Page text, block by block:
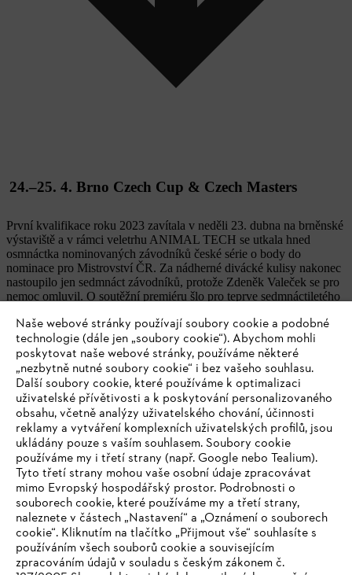
24.–25. 4. Brno Czech Cup & Czech Masters
První kvalifikace roku 2023 zavítala v neděli 23. dubna na brněnské
výstaviště a v rámci veletrhu ANIMAL TECH se utkala hned
osmnáctka nominovaných závodníků české série o body do
nominace pro Mistrovství ČR. Za nádherné divácké kulisy nakonec
nastoupilo jen sedmnáct závodníků, protože Zdeněk Valeček se pro
nemoc omluvil. O soutěžní premiéru šlo pro teprve sedmnáctiletého
Celkově byla na závodnících znát nervozita z prvního startu v
sezóně a ta vyústila v celkem jedenáct diskvalifikací. Nejlepší start
do úvodní Stock Saw se povedl Ivanu Bambuškarovi, který
průběžně zvítězil ve třech ze čtyř disciplín a tak o jeho celkovém
vítězství nikdo nepochyboval. Druhý skončil Leoš Klíma a jako třetí
tuto dvojici na stupně vítězů doprovodil nestárnoucí Jan Wáwrů.
CZECH MASTERS na brněnském výstavišti v rámci veletrhu
ANIMAL TECH, Národní výstavy hospodářských zvířat a Národní
výstavy myslivosti, se pochlubil tím nejlepším, co umí česká série
STIHL TIMBERSPORTS nabídnout. Tříkolový formát
prověřil postupně um závodníků ve všech šesti disciplínách a
protože byl závod napínavý až do konce, určitě neprohloupil, kdo i
přes nepřízeň počasí vydržel do posledního soutěžního pokusu. Byť
šli do třetího kola a závěrečné hot saw na čele závodu srovnaní
Martin Roušal (53 b.), Matyáš Klíma (53 b.), Zdeněk Mařas (46 b.)
a Martin Kalina (44 b.), tak po úspěšných pokusech Martina Maděry
Naše webové stránky používají soubory cookie a podobné
technologie (dále jen „soubory cookie“). Abychom mohli
poskytovat naše webové stránky, používáme některé
„nezbytně nutné soubory cookie“ i bez vašeho souhlasu.
Další soubory cookie, které používáme k optimalizaci
uživatelské přívětivosti a k poskytování personalizovaného
obsahu, včetně analýzy uživatelského chování, účinnosti
reklamy a vytváření komplexních uživatelských profilů, jsou
ukládány pouze s vaším souhlasem. Soubory cookie
používáme my i třetí strany (např. Google nebo Tealium).
Tyto třetí strany mohou vaše osobní údaje zpracovávat
mimo Evropský hospodářský prostor. Podrobnosti o
souborech cookie, které používáme my a třetí strany,
naleznete v částech „Nastavení“ a „Oznámení o souborech
cookie“. Kliknutím na tlačítko „Přijmout vše“ souhlasíte s
používáním všech souborů cookie a souvisejícím
zpracováním údajů v souladu s českým zákonem č.